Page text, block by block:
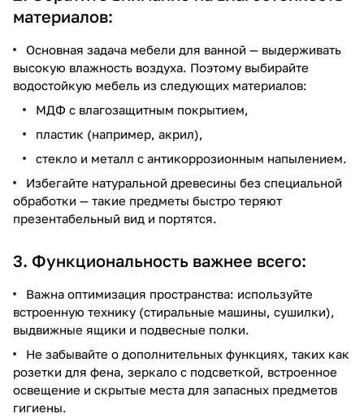
материалов:
Основная задача мебели для ванной — выдерживать
высокую влажность воздуха. Поэтому выбирайте
водостойкую мебель из следующих материалов:
МДФ с влагозащитным покрытием,
пластик (например, акрил),
стекло и металл с антикоррозионным напылением.
Избегайте натуральной древесины без специальной
обработки — такие предметы быстро теряют
презентабельный вид и портятся.
3. Функциональность важнее всего:
Важна оптимизация пространства: используйте
встроенную технику (стиральные машины, сушилки),
выдвижные ящики и подвесные полки.
Не забывайте о дополнительных функциях, таких как
розетки для фена, зеркало с подсветкой, встроенное
освещение и скрытые места для запасных предметов
гигиены.